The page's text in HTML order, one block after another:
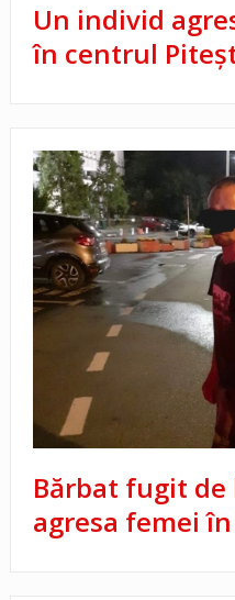
Un individ
în centrul
Bărbat fugit
agresa femei